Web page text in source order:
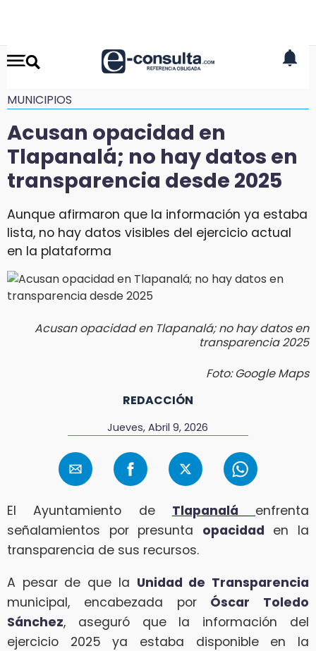
MUNICIPIOS
Acusan opacidad en
Tlapanalá; no hay datos en
transparencia desde 2025
Aunque afirmaron que la información ya estaba
lista, no hay datos visibles del ejercicio actual
en la plataforma
Acusan opacidad en Tlapanalá; no hay datos en
transparencia 2025
Foto: Google Maps
REDACCIÓN
Jueves, Abril 9, 2026
El Ayuntamiento de Tlapanalá
enfrenta
señalamientos por presunta opacidad en la
transparencia de sus recursos.
A pesar de que la Unidad de Transparencia
municipal, encabezada por Óscar Toledo
Sánchez, aseguró que la información del
ejercicio 2025 ya estaba disponible en la